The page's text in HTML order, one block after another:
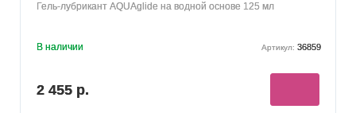
Гель-лубрикант AQUAglide на водной основе 125 мл
В наличии Артикул: 36859
2 455 р.